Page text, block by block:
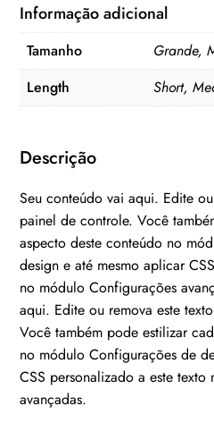
cintura
baixa
quantidade
Informação adicional
Tamanho
Grande,
Length
Short,
Descrição
Seu conteúdo vai aqui. Edite
painel de controle. Você
aspecto deste conteúdo no
design e até mesmo aplicar
no módulo Configurações
aqui. Edite ou remova este
Você também pode estilizar
no módulo Configurações de
CSS personalizado a este
avançadas.